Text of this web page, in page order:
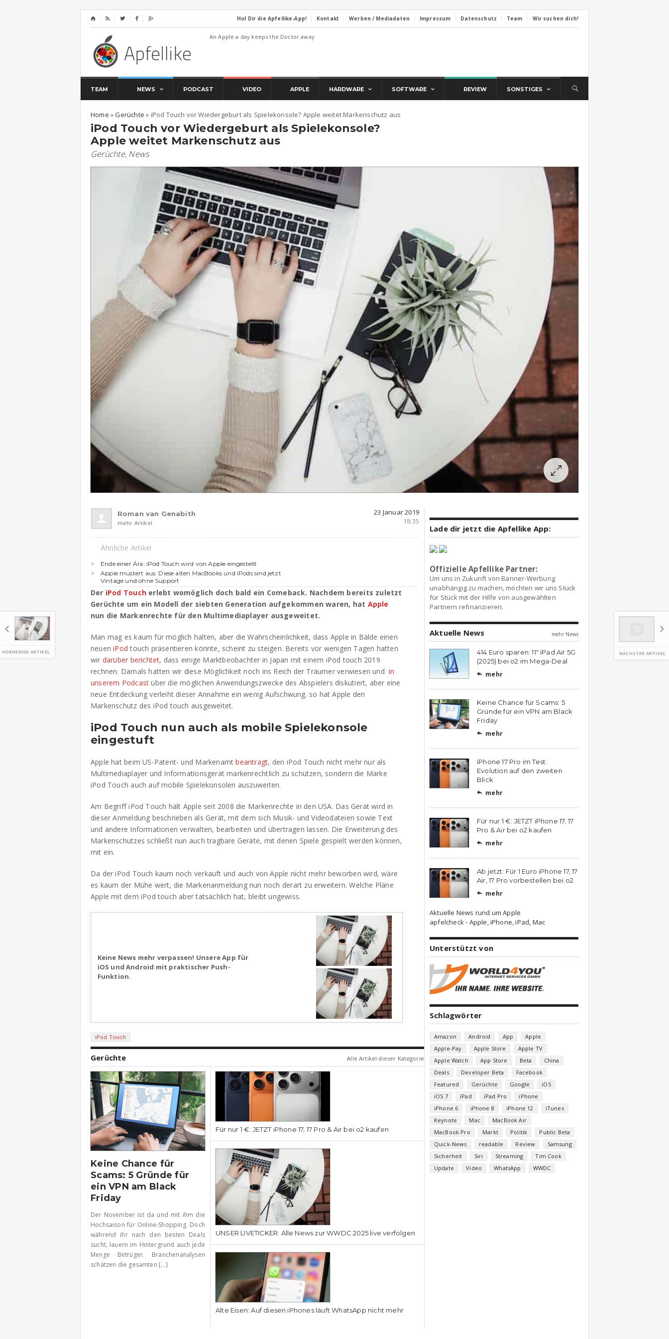
VORHERIGE ARTIKEL NÄCHSTER ARTIKEL
⌂     Hol Dir die Apfellike-App! Kontakt Werben / Mediadaten Impressum Datenschutz Team Wir suchen dich!
An Apple a day keeps the Doctor away
TEAM NEWS PODCAST VIDEO APPLE HARDWARE SOFTWARE REVIEW SONSTIGES
Home »Gerüchte » iPod Touch vor Wiedergeburt als Spielekonsole? Apple weitet Markenschutz aus
iPod Touch vor Wiedergeburt als Spielekonsole?
Apple weitet Markenschutz aus
Gerüchte, News
Roman van Genabith
mehr Artikel
23 Januar 2019
18:35
Ähnliche Artikel
Ende einer Ära: iPod Touch wird von Apple eingestellt
Apple mustert aus: Diese alten MacBooks und iPods sind jetzt
Vintage und ohne Support
Der iPod Toucherlebt womöglich doch bald ein Comeback. Nachdem bereits zuletzt
Gerüchte um ein Modell der siebten Generation aufgekommen waren, hat Apple
nun die Markenrechte für den Multimediaplayer ausgeweitet.
Man mag es kaum für möglich halten, aber die Wahrscheinlichkeit, dass Apple in Bälde einen
neueniPod touch präsentieren könnte, scheint zu steigen. Bereits vor wenigen Tagen hatten
wir darüber berichtet, dass einige Marktbeobachter in Japan mit einem iPod touch 2019
rechnen. Damals hatten wir diese Möglichkeit noch ins Reich der Träumer verwiesen undin
unserem Podcast über die möglichen Anwendungszwecke des Abspielers diskutiert, aber eine
neue Entdeckung verleiht dieser Annahme ein wenig Aufschwung. so hat Apple den
Markenschutz des iPod touch ausgeweitet.
iPod Touch nun auch als mobile Spielekonsole
eingestuft
Apple hat beim US-Patent- und Markenamtbeantragt, den iPod Touch nicht mehr nur als
Multimediaplayer und Informationsgerät markenrechtlich zu schützen, sondern die Marke
iPod Touch auch auf mobile Spielekonsolen auszuweiten.
Am Begriff iPod Touch hält Apple seit 2008 die Markenrechte in den USA. Das Gerät wird in
dieser Anmeldung beschrieben als Gerät, mit dem sich Musik- und Videodateien sowie Text
und andere Informationen verwalten, bearbeiten und übertragen lassen. Die Erweiterung des
Markenschutzes schließt nun auch tragbare Geräte, mit denen Spiele gespielt werden können,
mit ein.
Da der iPod Touch kaum noch verkauft und auch von Apple nicht mehr beworben wird, wäre
es kaum der Mühe wert, die Markenanmeldung nun noch derart zu erweitern. Welche Pläne
Apple mit dem iPod touch aber tatsächlich hat, bleibt ungewiss.
Keine News mehr verpassen! Unsere App für
iOS und Android mit praktischer Push-
Funktion.
iPod Touch
Gerüchte Alle Artikel dieser Kategorie
Keine Chance für
Scams: 5 Gründe für
ein VPN am Black
Friday
Der November ist da und mit ihm die
Hochsaison für Online-Shopping. Doch
während ihr nach den besten Deals
sucht, lauern im Hintergrund auch jede
Menge Betrüger. Branchenanalysen
schätzen die gesamten [...]
Für nur 1 €: JETZT iPhone 17, 17 Pro & Air bei o2 kaufen
UNSER LIVETICKER: Alle News zur WWDC 2025 live verfolgen
Alte Eisen: Auf diesen iPhones läuft WhatsApp nicht mehr
Lade dir jetzt die Apfellike App:
Offizielle Apfellike Partner:
Um uns in Zukunft von Banner-Werbung
unabhängig zu machen, möchten wir uns Stück
für Stück mit der Hilfe von ausgewählten
Partnern refinanzieren.
Aktuelle News mehr News
414 Euro sparen: 11″ iPad Air 5G
(2025) bei o2 im Mega-Deal
 mehr
Keine Chance für Scams: 5
Gründe für ein VPN am Black
Friday
 mehr
iPhone 17 Pro im Test:
Evolution auf den zweiten
Blick
 mehr
Für nur 1 €: JETZT iPhone 17, 17
Pro & Air bei o2 kaufen
 mehr
Ab jetzt: Für 1 Euro iPhone 17, 17
Air, 17 Pro vorbestellen bei o2
 mehr
Aktuelle News rund um Apple
apfelcheck - Apple, iPhone, iPad, Mac
Unterstützt von
Schlagwörter
Amazon Android App
Apple
Apple-Pay
Apple Store
Apple TV
Apple Watch
App Store Beta
China
Deals
Developer Beta
Facebook
Featured
Gerüchte Google
iOS
iOS 7
iPad iPad Pro
iPhone
iPhone 6
iPhone 8 iPhone 12
iTunes
Keynote
Mac
MacBook Air
MacBook Pro
Markt Politik
Public Beta
Quick-News
readable Review
Samsung
Sicherheit
Siri Streaming
Tim Cook
Update
Video WhatsApp WWDC